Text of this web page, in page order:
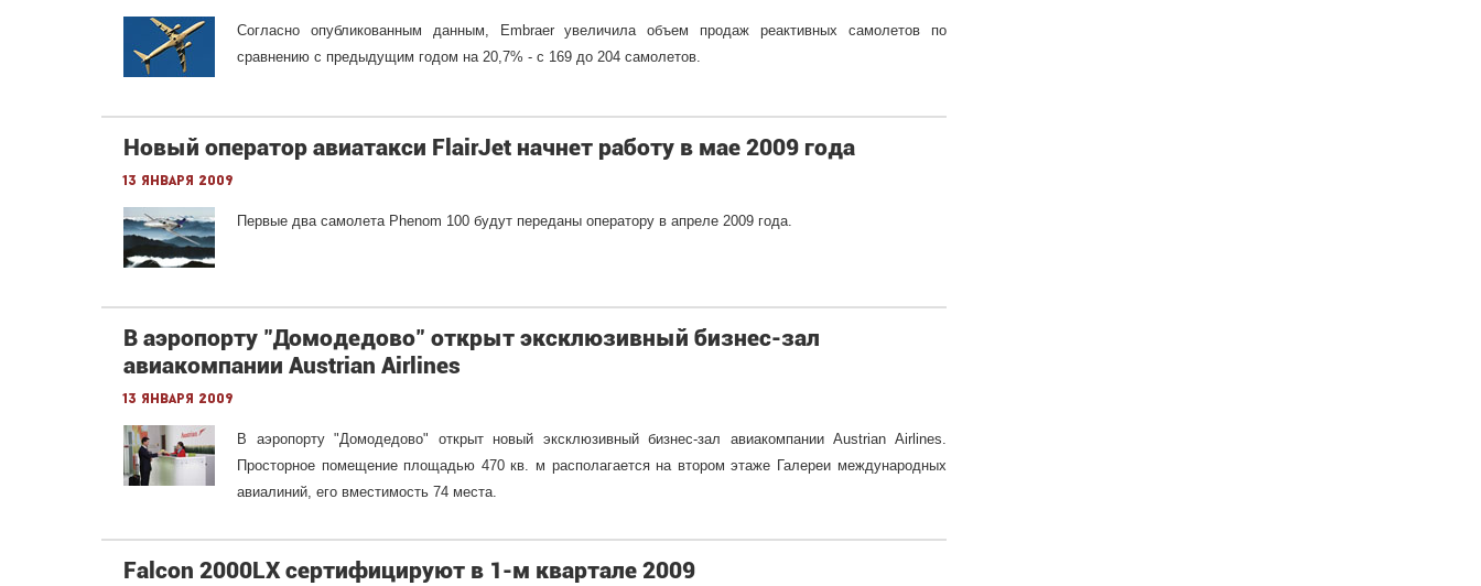
Согласно опубликованным данным, Embraer увеличила объем продаж реактивных самолетов по
сравнению с предыдущим годом на 20,7% - с 169 до 204 самолетов.
Новый оператор авиатакси FlairJet начнет работу в мае 2009 года
13 января 2009
Первые два самолета Phenom 100 будут переданы оператору в апреле 2009 года.
В аэропорту "Домодедово" открыт эксклюзивный бизнес-зал
авиакомпании Austrian Airlines
13 января 2009
В аэропорту "Домодедово" открыт новый эксклюзивный бизнес-зал авиакомпании Austrian Airlines.
Просторное помещение площадью 470 кв. м располагается на втором этаже Галереи международных
авиалиний, его вместимость 74 места.
Falcon 2000LX сертифицируют в 1-м квартале 2009